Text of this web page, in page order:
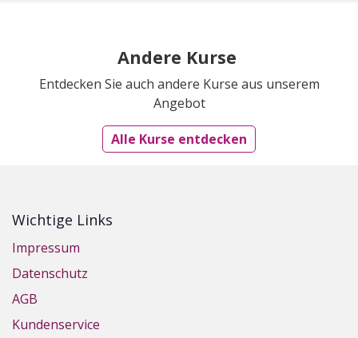
Andere Kurse
Entdecken Sie auch andere Kurse aus unserem
Angebot
Alle Kurse entdecken
Wichtige Links
Impressum
Datenschutz
AGB
Kundenservice